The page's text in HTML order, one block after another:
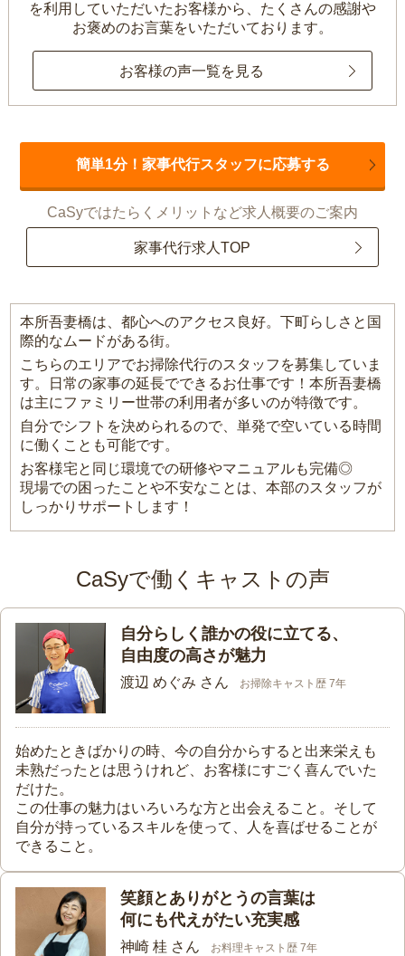
を利用していただいたお客様から、 たくさんの感謝や
お褒めのお言葉をいただいております。
お客様の声一覧を見る
簡単1分！家事代行スタッフに応募する
CaSyではたらくメリットなど求人概要のご案内
家事代行求人TOP
本所吾妻橋は、都心へのアクセス良好。下町らしさと国
際的なムードがある街。
こちらのエリアでお掃除代行のスタッフを募集していま
す。日常の家事の延長でできるお仕事です！本所吾妻橋
は主にファミリー世帯の利用者が多いのが特徴です。
自分でシフトを決められるので、単発で空いている時間
に働くことも可能です。
お客様宅と同じ環境での研修やマニュアルも完備◎
現場での困ったことや不安なことは、本部のスタッフが
しっかりサポートします！
CaSyで働くキャストの声
自分らしく誰かの役に立てる、
自由度の高さが魅力
渡辺 めぐみ さん お掃除キャスト歴 7年
始めたときばかりの時、今の自分からすると出来栄えも
未熟だったとは思うけれど、お客様にすごく喜んでいた
だけた。
この仕事の魅力はいろいろな方と出会えること。そして
自分が持っているスキルを使って、人を喜ばせることが
できること。
笑顔とありがとうの言葉は
何にも代えがたい充実感
神崎 桂 さん お料理キャスト歴 7年